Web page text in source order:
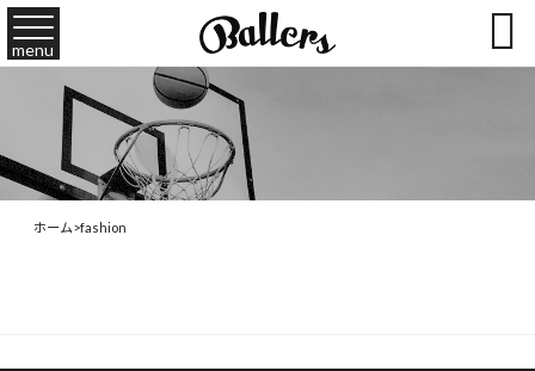
menu 
ホーム>fashion